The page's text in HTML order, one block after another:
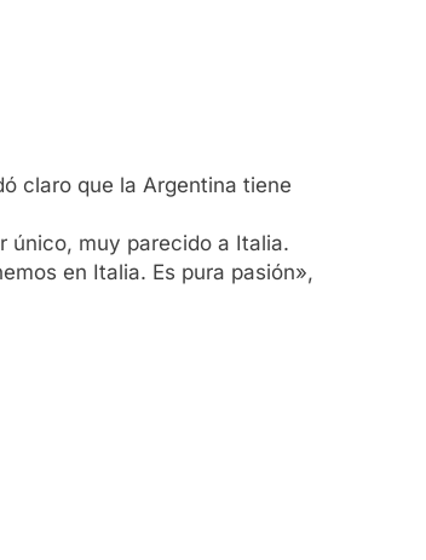
claro que la Argentina tiene
único, muy parecido a Italia.
en Italia. Es pura pasión»,